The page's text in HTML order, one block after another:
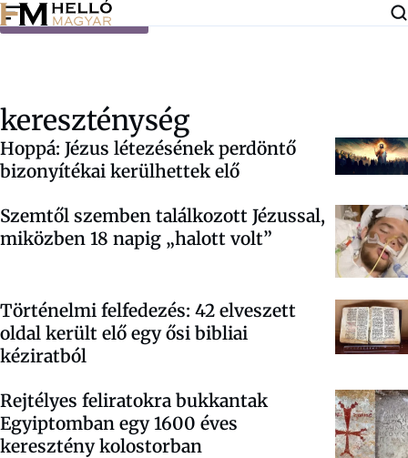
Ugrás a tartalomra
kereszténység
Hoppá: Jézus létezésének perdöntő
bizonyítékai kerülhettek elő
Szemtől szemben találkozott Jézussal,
miközben 18 napig „halott volt”
Történelmi felfedezés: 42 elveszett
oldal került elő egy ősi bibliai
kéziratból
Rejtélyes feliratokra bukkantak
Egyiptomban egy 1600 éves
keresztény kolostorban